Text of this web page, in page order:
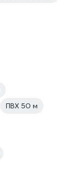
ПВХ 50 м